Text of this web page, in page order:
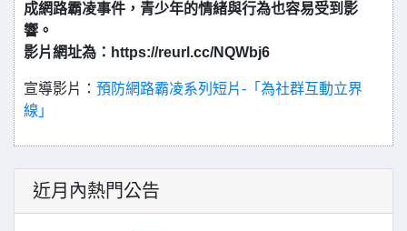
成網路霸凌事件，青少年的情緒與行為也容易受到影
響。
影片網址為：https://reurl.cc/NQWbj6
宣導影片： 預防網路霸凌系列短片-「為社群互動立界
線」
近月內熱門公告